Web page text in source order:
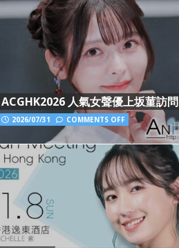
ACGHK2026 人氣女聲優上坂菫訪問
2026/07/31 COMMENTS OFF